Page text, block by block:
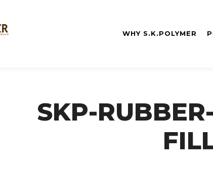
WHY S.K.POLYMER
SKP-